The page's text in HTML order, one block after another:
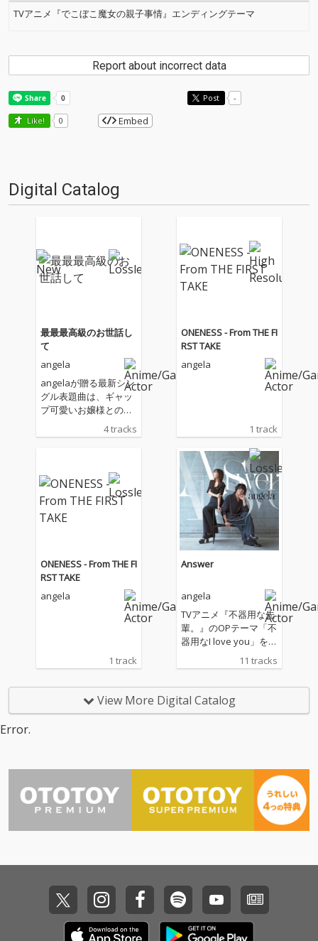
TVアニメ『でこぼこ魔女の親子事情』エンディングテーマ
Report about incorrect data
Post -
Like! 0 Embed
Digital Catalog
最最最高級のお世話し
て
angela
angelaが贈る最新シン
グル表題曲は、ギャッ
プ可愛いお嬢様との主
従を越えて始まる恋物
語―TVアニメ『才女の
グと夏夏夏ソングをお
届け!
4 tracks
ONENESS - From THE FI
RST TAKE
angela
1 track
ONENESS - From THE FI
RST TAKE
angela
1 track
Answer
angela
TVアニメ『不器用な先
輩。』のOPテーマ「不
器用なI love you」を含
む新録５曲に加え、レ
ーベルメイトである蒼
「晴れのちハレル
ヤ！」、大人気曲のカ
11 tracks
View More Digital Catalog
Error.